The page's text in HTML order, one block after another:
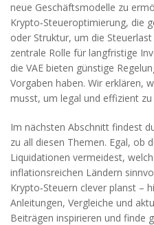
neue Geschäftsmodelle zu
Krypto‑Steueroptimierung, die
oder Struktur, um die
zentrale Rolle für langfristige
die VAE bieten günstige
Vorgaben haben. Wir erklären,
musst, um legal und effizient zu
Im nächsten Abschnitt findest
zu all diesen Themen. Egal, ob
Liquidationen vermeidest,
inflationsreichen Ländern
Krypto‑Steuern clever planst –
Anleitungen, Vergleiche und
Beiträgen inspirieren und finde